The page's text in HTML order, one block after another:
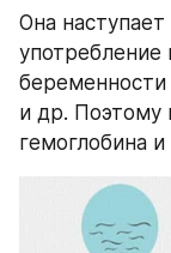
Она
употребление
и др. Поэтому
гемоглобина